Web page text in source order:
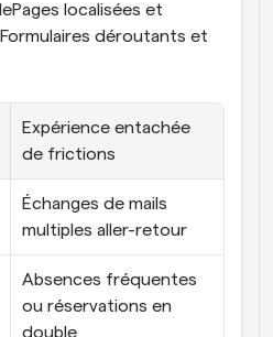
localisées et
déroutants et
Expérience entachée
de frictions
Échanges de mails
multiples aller-retour
Absences fréquentes
ou réservations en
double